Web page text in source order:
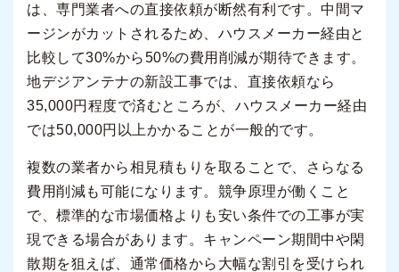
は、専門業者への直接依頼が断然有利です。中間マ
ージンがカットされるため、ハウスメーカー経由と
比較して30%から50%の費用削減が期待できます。
地デジアンテナの新設工事では、直接依頼なら
35,000円程度で済むところが、ハウスメーカー経由
では50,000円以上かかることが一般的です。
複数の業者から相見積もりを取ることで、さらなる
費用削減も可能になります。競争原理が働くこと
で、標準的な市場価格よりも安い条件での工事が実
現できる場合があります。キャンペーン期間中や閑
散期を狙えば、通常価格から大幅な割引を受けられ